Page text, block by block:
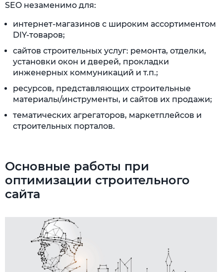
SEO незаменимо для:
интернет-магазинов с широким ассортиментом
DIY-товаров;
сайтов строительных услуг: ремонта, отделки,
установки окон и дверей, прокладки
инженерных коммуникаций и т.п.;
ресурсов, представляющих строительные
материалы/инструменты, и сайтов их продажи;
тематических агрегаторов, маркетплейсов и
строительных порталов.
Основные работы при
оптимизации строительного
сайта